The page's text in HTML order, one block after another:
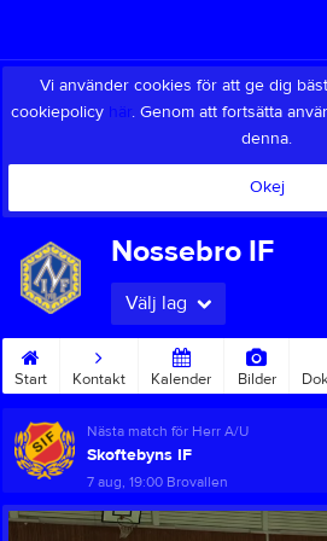
Vi använder cookies för att ge dig
cookiepolicy här. Genom att fortsätta
denna.
Okej
Nossebro IF
Välj lag
Start Kontakt Kalender Bilder
Nästa match för Herr A/U
Skoftebyns IF
7 aug, 19:00 Brovallen